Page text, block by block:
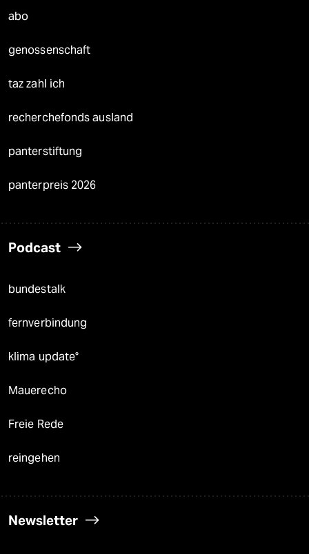
abo
genossenschaft
taz zahl ich
recherchefonds ausland
panterstiftung
panterpreis 2026
Podcast
bundestalk
fernverbindung
klima update°
Mauerecho
Freie Rede
reingehen
Newsletter